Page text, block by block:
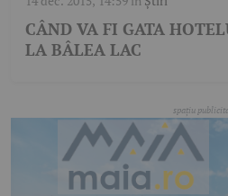
CÂND VA FI GATA
LA BÂLEA LAC